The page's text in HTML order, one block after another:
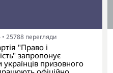
• 25788 перегляди
"Право і
запропонує
українців призовного